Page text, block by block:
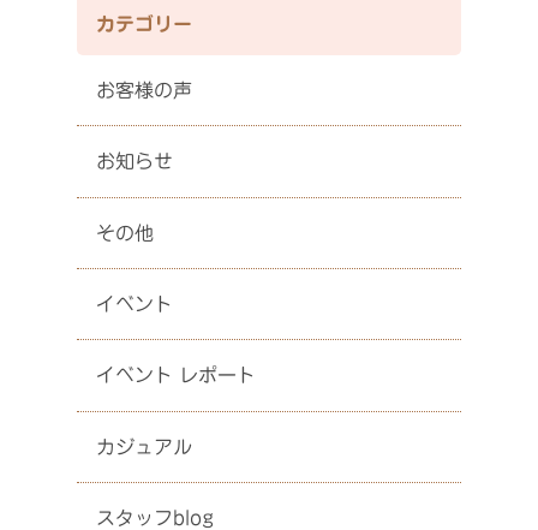
カテゴリー
お客様の声
お知らせ
その他
イベント
イベント レポート
カジュアル
スタッフblog